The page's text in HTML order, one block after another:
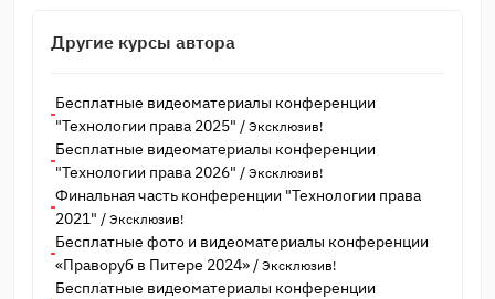
Другие курсы автора
Бесплатные видеоматериалы конференции
"Технологии права 2025" /Эксклюзив!
Бесплатные видеоматериалы конференции
"Технологии права 2026" /Эксклюзив!
Финальная часть конференции "Технологии права
2021" /Эксклюзив!
Бесплатные фото и видеоматериалы конференции
«Праворуб в Питере 2024» /Эксклюзив!
Бесплатные видеоматериалы конференции